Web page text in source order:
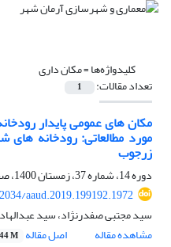
کلیدواژه‌ها =مکان داری
تعداد مقالات: 1
مکان های عمومی پایدار
مورد مطالعاتی: رودخانه های
زرجوب
دوره 14، شماره 37، زمستان 1400، صفحه
aaud.2019.199192.1972
سید مجتبی صفدرنژاد، سید
مشاهده مقاله
اصل مقاله M